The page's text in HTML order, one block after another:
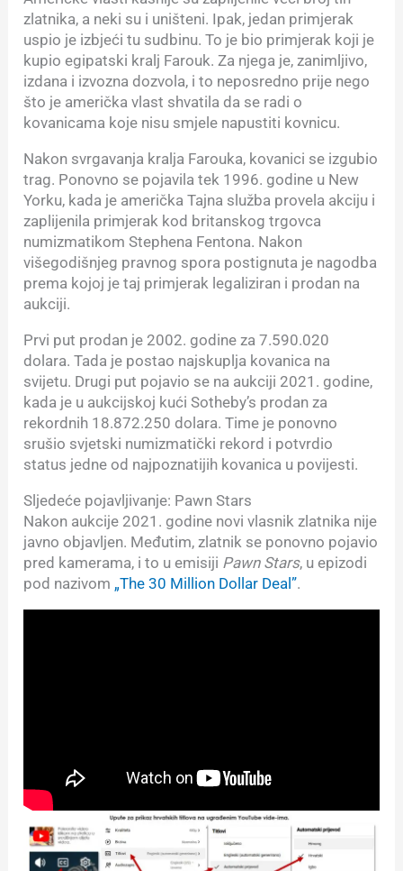
zlatnika, a neki su i uništeni. Ipak, jedan primjerak
uspio je izbjeći tu sudbinu. To je bio primjerak koji je
kupio egipatski kralj Farouk. Za njega je, zanimljivo,
izdana i izvozna dozvola, i to neposredno prije nego
što je američka vlast shvatila da se radi o
kovanicama koje nisu smjele napustiti kovnicu.
Nakon svrgavanja kralja Farouka, kovanici se izgubio
trag. Ponovno se pojavila tek 1996. godine u New
Yorku, kada je američka Tajna služba provela akciju i
zaplijenila primjerak kod britanskog trgovca
numizmatikom Stephena Fentona. Nakon
višegodišnjeg pravnog spora postignuta je nagodba
prema kojoj je taj primjerak legaliziran i prodan na
aukciji.
Prvi put prodan je 2002. godine za 7.590.020
dolara. Tada je postao najskuplja kovanica na
svijetu. Drugi put pojavio se na aukciji 2021. godine,
kada je u aukcijskoj kući Sotheby’s prodan za
rekordnih 18.872.250 dolara. Time je ponovno
srušio svjetski numizmatički rekord i potvrdio
status jedne od najpoznatijih kovanica u povijesti.
Sljedeće pojavljivanje: Pawn Stars
Nakon aukcije 2021. godine novi vlasnik zlatnika nije
javno objavljen. Međutim, zlatnik se ponovno pojavio
pred kamerama, i to u emisiji Pawn Stars, u epizodi
pod nazivom „The 30 Million Dollar Deal”.